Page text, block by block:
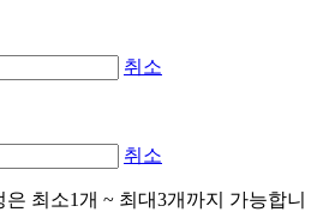
취소
취소
최소1개 ~ 최대3개까지 가능합니